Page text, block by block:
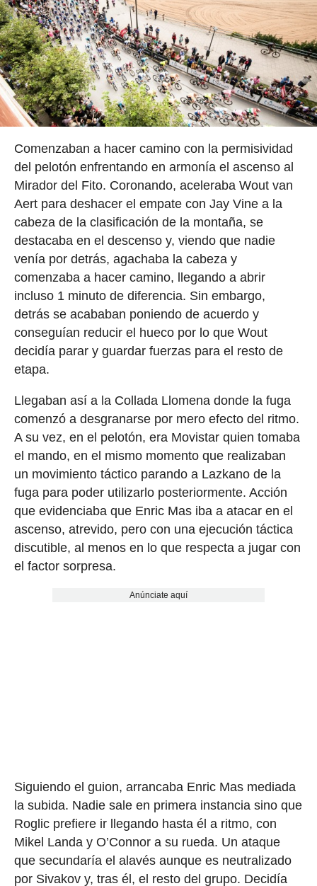
Comenzaban a hacer camino con la permisividad
del pelotón enfrentando en armonía el ascenso al
Mirador del Fito. Coronando, aceleraba Wout van
Aert para deshacer el empate con Jay Vine a la
cabeza de la clasificación de la montaña, se
destacaba en el descenso y, viendo que nadie
venía por detrás, agachaba la cabeza y
comenzaba a hacer camino, llegando a abrir
incluso 1 minuto de diferencia. Sin embargo,
detrás se acababan poniendo de acuerdo y
conseguían reducir el hueco por lo que Wout
decidía parar y guardar fuerzas para el resto de
etapa.
Llegaban así a la Collada Llomena donde la fuga
comenzó a desgranarse por mero efecto del ritmo.
A su vez, en el pelotón, era Movistar quien tomaba
el mando, en el mismo momento que realizaban
un movimiento táctico parando a Lazkano de la
fuga para poder utilizarlo posteriormente. Acción
que evidenciaba que Enric Mas iba a atacar en el
ascenso, atrevido, pero con una ejecución táctica
discutible, al menos en lo que respecta a jugar con
el factor sorpresa.
Anúnciate aquí
Siguiendo el guion, arrancaba Enric Mas mediada
la subida. Nadie sale en primera instancia sino que
Roglic prefiere ir llegando hasta él a ritmo, con
Mikel Landa y O’Connor a su rueda. Un ataque
que secundaría el alavés aunque es neutralizado
por Sivakov y, tras él, el resto del grupo. Decidía